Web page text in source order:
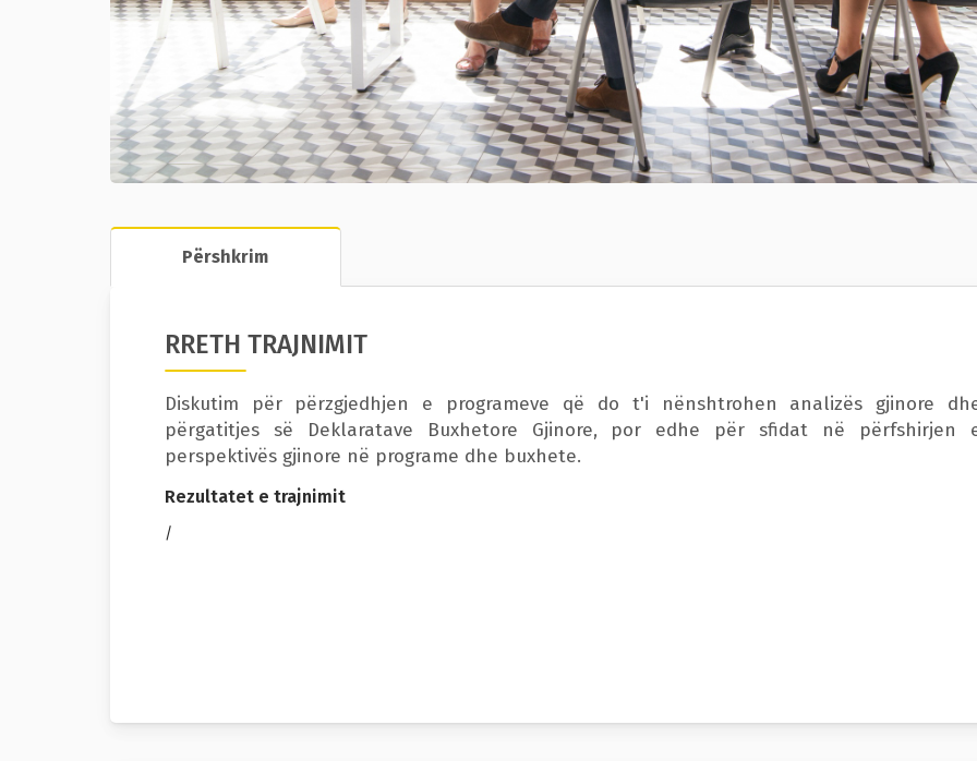
Përshkrim
RRETH TRAJNIMIT
Diskutim për përzgjedhjen e programeve që do t'i nënshtrohen analizës gjinore
përgatitjes së Deklaratave Buxhetore Gjinore, por edhe për sfidat në përfshirjen
perspektivës gjinore në programe dhe buxhete.
Rezultatet e trajnimit
/